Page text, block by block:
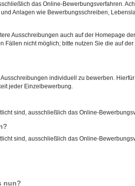
das Online-Bewerbungsverfahren.
Anlagen wie Bewerbungsschreiben,
Ausschreibungen auch auf der Homepage
nicht möglich; bitte nutzen Sie die auf
individuell zu bewerben.
jeder Einzelbewerbung.
sind, ausschließlich das Online-
sind, ausschließlich das Online-
nun?